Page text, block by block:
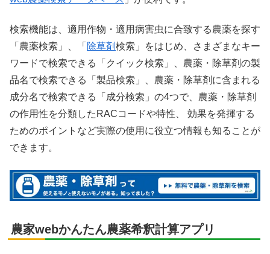
検索機能は、適用作物・適用病害虫に合致する農薬を探す
「農薬検索」、「 除草剤検索」をはじめ、さまざまなキー
ワードで検索できる「クイック検索」、農薬・除草剤の製
品名で検索できる「製品検索」、農薬・除草剤に含まれる
成分名で検索できる「成分検索」の4つで、農薬・除草剤
の作用性を分類したRACコードや特性、 効果を発揮する
ためのポイントなど実際の使用に役立つ情報も知ることが
できます。
農家webかんたん農薬希釈計算アプリ
X
はてブ
LINE